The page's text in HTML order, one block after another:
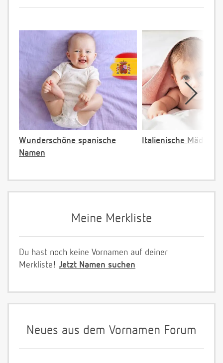
Wunderschöne spanische
Namen
Italienische
Meine Merkliste
Du hast noch keine Vornamen auf deiner
Merkliste! Jetzt Namen suchen
Neues aus dem Vornamen Forum